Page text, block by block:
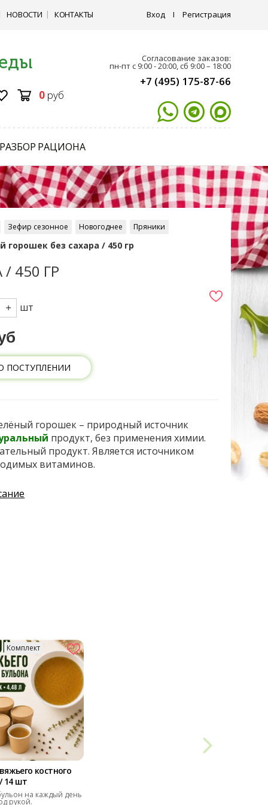
НОВОСТИ КОНТАКТЫ Вход I Регистрация
0 руб
Согласование заказов:
пн-пт с 9:00 - 20:00, сб 9:00 – 18:00
+7 (495) 175-87-66
РАЗБОР РАЦИОНА
Зефир сезонное Новогоднее Пряники
горошек без сахара / 450 гр
450 ГР
шт
ПОСТУПЛЕНИИ
горошек – природный источник
продукт, без применения химии.
продукт. Является источником
витаминов.
Комплект
костного
14 шт
на каждый день
рукой.